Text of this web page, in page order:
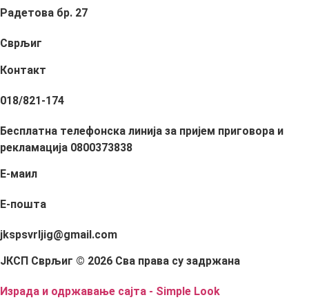
Радетова бр. 27
Сврљиг
Контакт
018/821-174
Бесплатна телефонска линија за пријем приговора и
рекламација 0800373838
Е-маил
Е-пошта
jkspsvrljig@gmail.com
ЈКСП Сврљиг © 2026 Сва права су задржана
Израда и одржавање сајта - Simple Look